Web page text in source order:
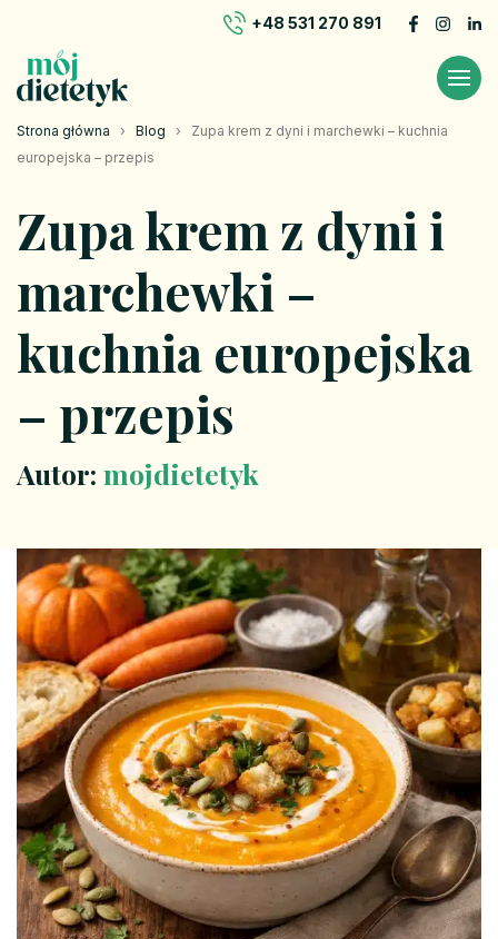
+48 531 270 891
Strona główna › Blog › Zupa krem z dyni i marchewki – kuchnia
europejska – przepis
Zupa krem z dyni i
marchewki –
kuchnia europejska
– przepis
Autor: mojdietetyk